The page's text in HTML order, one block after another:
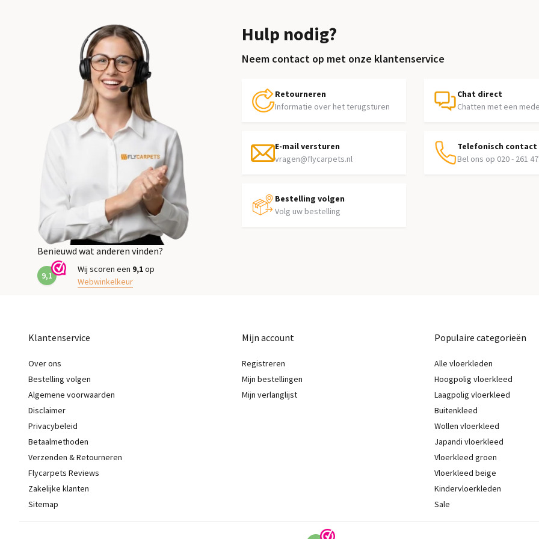
Hulp nodig?
Neem contact op met onze klantenservice
Retourneren
Informatie over het terugsturen
Chat direct
Chatten met een
E-mail versturen
vragen@flycarpets.nl
Telefonisch contact
Bel ons op 020 - 261
Bestelling volgen
Volg uw bestelling
Benieuwd wat anderen vinden?
9,1
Wij scoren een 9,1op
Webwinkelkeur
Klantenservice
Over ons
Bestelling volgen
Algemene voorwaarden
Disclaimer
Privacybeleid
Betaalmethoden
Verzenden & Retourneren
Flycarpets Reviews
Zakelijke klanten
Sitemap
Mijn account
Registreren
Mijn bestellingen
Mijn verlanglijst
Populaire categorieën
Alle vloerkleden
Hoogpolig vloerkleed
Laagpolig vloerkleed
Buitenkleed
Wollen vloerkleed
Japandi vloerkleed
Vloerkleed groen
Vloerkleed beige
Kindervloerkleden
Sale